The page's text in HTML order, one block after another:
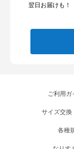
翌日お届けも！
ご利用ガ
サイズ交換
各種